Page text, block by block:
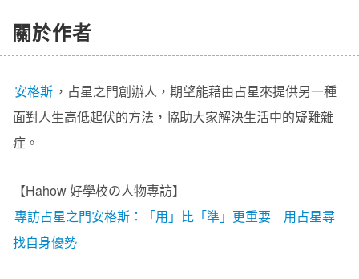
關於作者
安格斯 ， 占星之門創辦人 ，期望能藉由占星來提供另一種
面對人生高低起伏的方法，協助大家解決生活中的疑難雜
症。
【Hahow 好學校の人物專訪】
專訪占星之門安格斯：「用」比「準」更重要 用占星尋
找自身優勢